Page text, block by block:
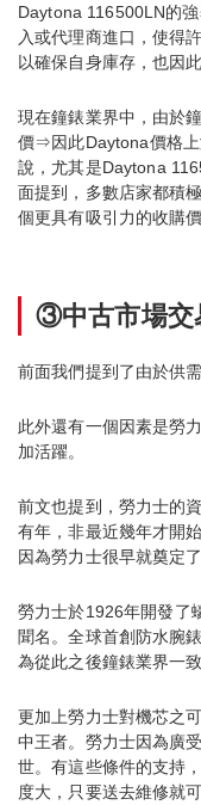
Daytona 116500LN的
入或代理商進口，使得
以確保自身庫存，也因
現在鐘錶業界中，由於
價⇒因此Daytona價格上
說，尤其是Daytona
面提到，多數店家都積
個更具有吸引力的收購價
③中古市場交
前面我們提到了由於供
此外還有一個因素是勞
加活躍。
前文也提到，勞力士的
有年，非最近幾年才開
因為勞力士很早就奠定
勞力士於1926年開發了
聞名。全球首創防水腕
為從此之後鐘錶業界一
更加上勞力士對機芯之
中王者。勞力士因為廣
世。有這些條件的支持
度大，只要送去維修就